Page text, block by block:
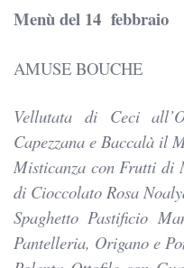
Menù del 14 febbraio
AMUSE BOUCHE
Vellutata di Ceci
Capezzana e Baccalà il
Misticanza con Frutti di
di Cioccolato Rosa
Spaghetto Pastificio
Pantelleria, Origano e